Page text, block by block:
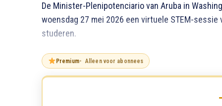
De Minister-Plenipotenciario van Aruba in
woensdag 27 mei 2026 een virtuele STEM-
studeren.
Premium Alleen voor abonnees